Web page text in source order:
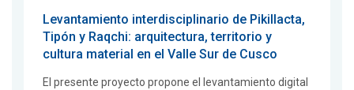
Levantamiento interdisciplinario de Pikillacta,
Tipón y Raqchi: arquitectura, territorio y
cultura material en el Valle Sur de Cusco
El presente proyecto propone el levantamiento digital